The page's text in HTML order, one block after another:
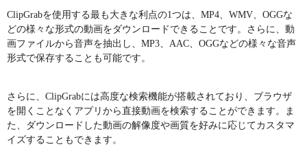
ClipGrabを使用する最も大きな利点の1つは、MP4、WMV、OGGな
どの様々な形式の動画をダウンロードできることです。さらに、動
画ファイルから音声を抽出し、MP3、AAC、OGGなどの様々な音声
形式で保存することも可能です。
さらに、ClipGrabには高度な検索機能が搭載されており、ブラウザ
を開くことなくアプリから直接動画を検索することができます。ま
た、ダウンロードした動画の解像度や画質を好みに応じてカスタマ
イズすることもできます。